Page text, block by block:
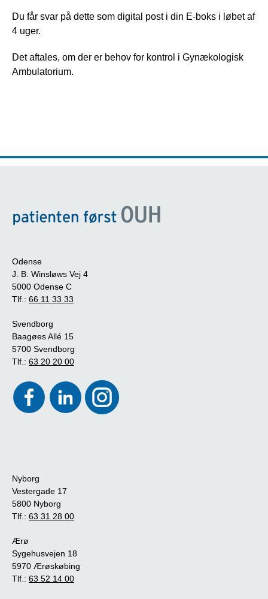
Du får svar på dette som digital post i din E-boks i løbet af
4 uger.
Det aftales, om der er behov for kontrol i Gynækologisk
Ambulatorium.
Odense
J. B. Winsløws Vej 4
5000 Odense C
Tlf.: 66 11 33 33
Svendborg
Baagøes Allé 15
5700 Svendborg
Tlf.: 63 20 20 00
Nyborg
Vestergade 17
5800 Nyborg
Tlf.: 63 31 28 00
Ærø
Sygehusvejen 18
5970 Ærøskøbing
Tlf.: 63 52 14 00